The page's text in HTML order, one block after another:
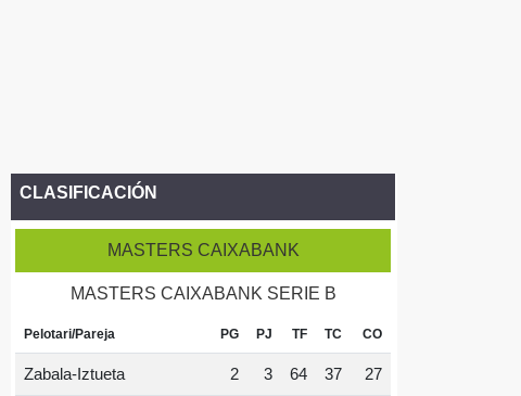
CLASIFICACIÓN
MASTERS CAIXABANK
MASTERS CAIXABANK SERIE B
Pelotari/Pareja PG PJ TF TC CO
Zabala-Iztueta 2 3 64 37 27